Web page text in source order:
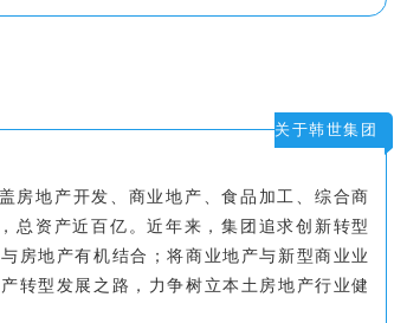
关于韩世集团
房地产开发、商业地产、食品加工、综合商
总资产近百亿。近年来，集团追求创新转型
房地产有机结合；将商业地产与新型商业业
转型发展之路，力争树立本土房地产行业健